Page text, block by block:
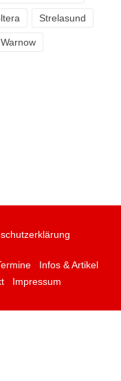
Strelasund
Warnow
Infos & Artikel
Impressum